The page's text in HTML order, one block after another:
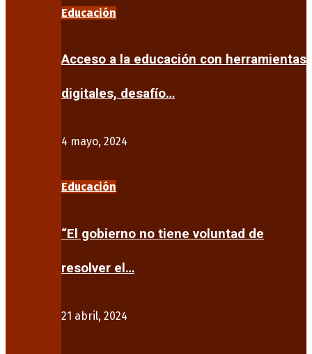
Educación
Acceso a la educación con herramientas
digitales, desafío…
4 mayo, 2024
Educación
“El gobierno no tiene voluntad de
resolver el…
21 abril, 2024